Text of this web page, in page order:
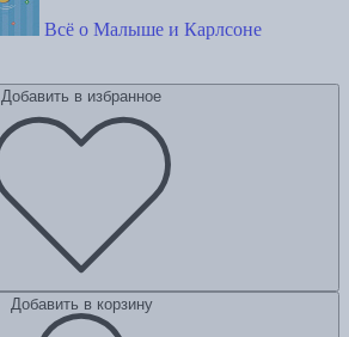
Всё о Малыше и Карлсоне
Добавить в избранное
Добавить в корзину